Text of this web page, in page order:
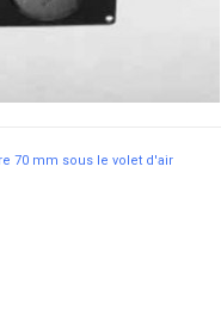
70 mm sous le volet d'air